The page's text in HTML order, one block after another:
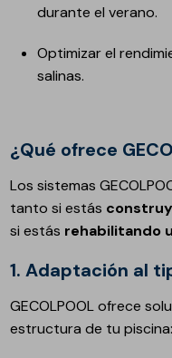
durante el verano.
Optimizar el
salinas.
¿Qué ofrece
Los sistemas
tanto si estás
si estás rehabilitando
1. Adaptación al
GECOLPOOL ofrece
estructura de tu piscina: